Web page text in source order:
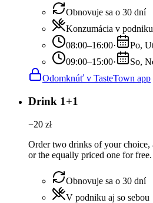
Obnovuje sa o 30 dní
Konzumácia v podniku
08:00–16:00· Po,
09:00–15:00· So,
Odomknúť v TasteTown app
Drink 1+1
−20 zł
Order two drinks of your choice,
or the equally priced one for free.
Obnovuje sa o 30 dní
V podniku aj so sebou